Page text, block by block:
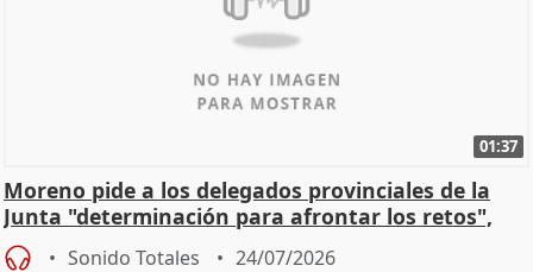
01:37
Moreno pide a los delegados provinciales de la
Junta "determinación para afrontar los retos",
diálog
Sonido Totales 24/07/2026